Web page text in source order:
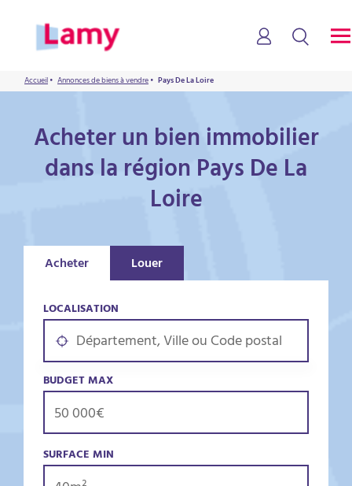
Accueil• Annonces de biens à vendre• Pays De La Loire
Acheter un bien immobilier
dans la région Pays De La
Loire
Acheter Louer
LOCALISATION
BUDGET MAX
SURFACE MIN